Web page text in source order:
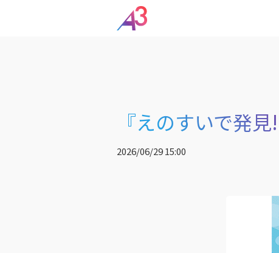
『えのすいで発
2026/06/29 15:00